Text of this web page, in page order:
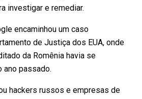
investigar e remediar.
encaminhou um caso
de Justiça dos EUA, onde
da Romênia havia se
ano passado.
hackers russos e empresas de